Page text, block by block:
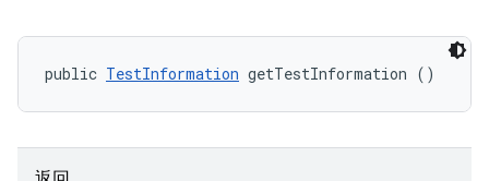
public TestInformation getTestInformation ()